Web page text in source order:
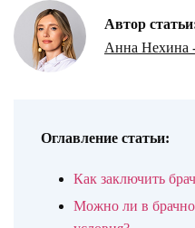
Автор
Анна Нехина
Оглавление статьи:
Как заключить
Можно ли в